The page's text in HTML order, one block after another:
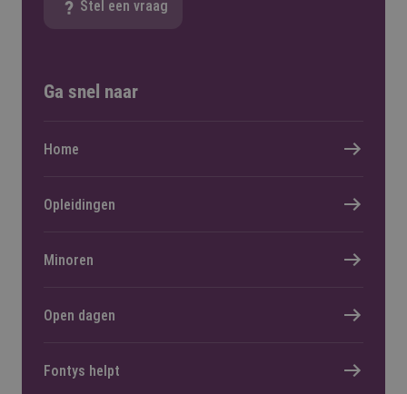
Stel een vraag
Ga snel naar
Home
Opleidingen
Minoren
Open dagen
Fontys helpt